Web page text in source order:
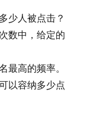
少人被点击？
数中，给定的
最高的频率。
以容纳多少点